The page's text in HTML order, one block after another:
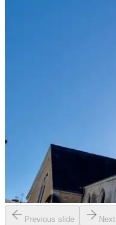
Previous slide